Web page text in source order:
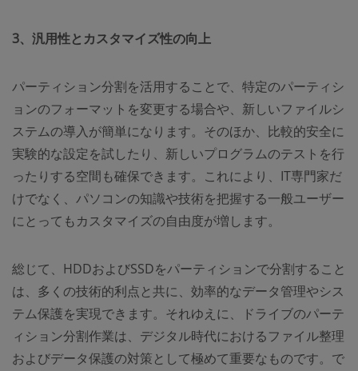
3、 汎用性とカスタマイズ性の向上
パーティション分割を活用することで、特定のパーティシ
ョンのフォーマットを変更する場合や、新しいファイルシ
ステムの導入が簡単になります。そのほか、比較的安全に
実験的な設定を試したり、新しいプログラムのテストを行
ったりする空間も確保できます。これにより、IT専門家だ
けでなく、パソコンの知識や技術を把握する一般ユーザー
にとってもカスタマイズの自由度が増します。
総じて、HDDおよびSSDをパーティションで分割すること
は、多くの技術的利点と共に、効率的なデータ管理やシス
テム保護を実現できます。それゆえに、ドライブのパーテ
ィション分割作業は、デジタル時代におけるファイル整理
およびデータ保護の対策として極めて重要なものです。で